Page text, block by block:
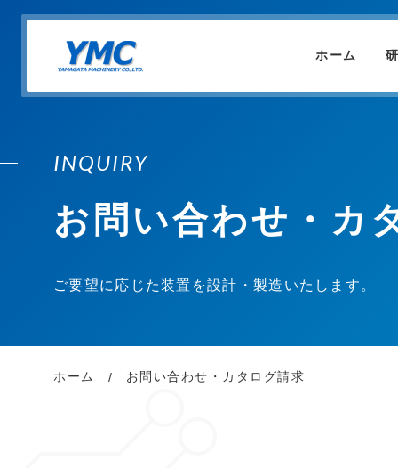
ホーム
INQUIRY
お問い合わせ・カ
ご要望に応じた装置を設計・製造いたします。
ホーム お問い合わせ・カタログ請求